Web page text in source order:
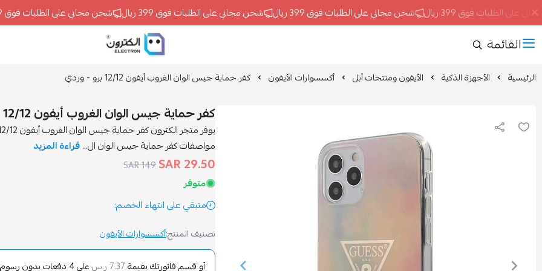
الطلبات فوق 399 ريال شحن مجاني على الطلبات فوق 399 ريال شحن مجاني على الطلبات فوق 399 ريال شحن مجاني على الطلبات فوق 399 ريال
القائمة ELECTRON
الرئيسية الأجهزة الذكية الآيفون ومنتجات أبل أكسسوارات الأيفون كفر حماية جيس الوان الغروب أيفون 12/12 برو - وردي
كفر حماية جيس الوان الغروب أيفون 12/12 برو - وردي
مواصفات كفر حماية جيس الوان ال...قراءة المزيد
29.50 SAR
149 SAR
متوفر
متبقي على انتهاء الخصم:
تصنيف المنتج:أكسسوارات الأيفون
أو قسم فاتورتك بقيمة 7.37 ر.س على4 دفعات بدون رسوم